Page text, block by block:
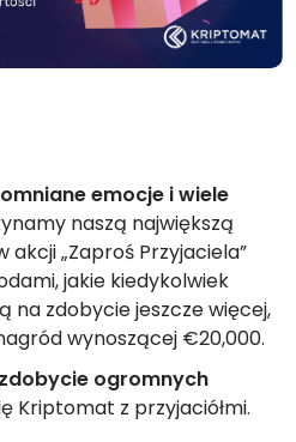
swoją przyszłość
inwestycje (DCA)
tokenów w czasie rzeczywistym
emocje i wiele
naszą największą
„Zaproś Przyjaciela”
jakie kiedykolwiek
na zdobycie jeszcze więcej,
wynoszącej €20,000.
zdobycie ogromnych
Kriptomat z przyjaciółmi.